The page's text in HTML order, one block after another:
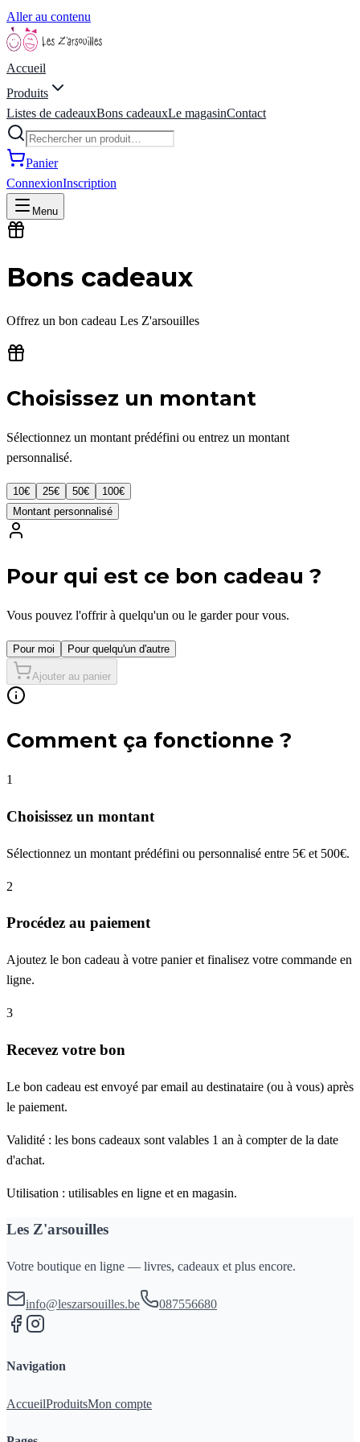
Aller au contenu
Accueil
Produits
Listes de cadeauxBons cadeauxLe magasinContact
Panier
ConnexionInscription
Menu
Bons cadeaux
Offrez un bon cadeau Les Z'arsouilles
Choisissez un montant
Sélectionnez un montant prédéfini ou entrez un montant
personnalisé.
10€ 25€ 50€ 100€
Montant personnalisé
Pour qui est ce bon cadeau ?
Vous pouvez l'offrir à quelqu'un ou le garder pour vous.
Pour moi Pour quelqu'un d'autre
Ajouter au panier
Comment ça fonctionne ?
1
Choisissez un montant
Sélectionnez un montant prédéfini ou personnalisé entre 5€ et 500€.
2
Procédez au paiement
Ajoutez le bon cadeau à votre panier et finalisez votre commande en
ligne.
3
Recevez votre bon
Le bon cadeau est envoyé par email au destinataire (ou à vous) après
le paiement.
Validité : les bons cadeaux sont valables 1 an à compter de la date
d'achat.
Utilisation : utilisables en ligne et en magasin.
Les Z'arsouilles
Votre boutique en ligne — livres, cadeaux et plus encore.
info@leszarsouilles.be 087556680
Navigation
AccueilProduitsMon compte